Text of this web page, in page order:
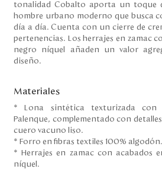
tonalidad Cobalto aporta un toque
hombre urbano moderno que busca
día a día. Cuenta con un cierre de
pertenencias. Los herrajes en zamac
negro níquel añaden un valor
diseño.
Materiales
* Lona sintética texturizada con
Palenque, complementado con
cuero vacuno liso.
* Forro en fibras textiles 100% algodón.
* Herrajes en zamac con acabados
níquel.